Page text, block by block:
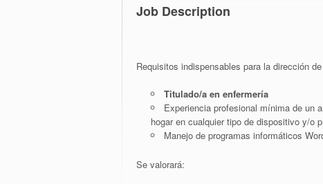
Job Description
Requisitos indispensables para la dirección
Titulado/a en enfermería
Experiencia profesional mínima de un
hogar en cualquier tipo de dispositivo y/o
Manejo de programas informáticos
Se valorará: